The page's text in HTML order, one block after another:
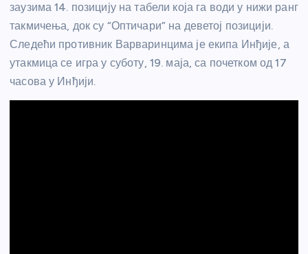
заузима 14. позицију на табели која га води у нижи ранг
такмичења, док су “Оптичари” на деветој позицији.
Следећи противник Варваринцима је екипа Инђије, а
утакмица се игра у суботу, 19. маја, са почетком од 17
часова у Инђији.